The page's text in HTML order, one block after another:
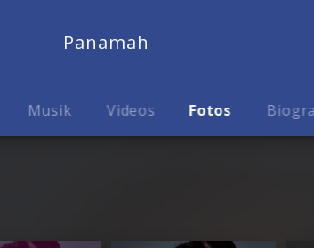
Panamah
Musik Videos Fotos